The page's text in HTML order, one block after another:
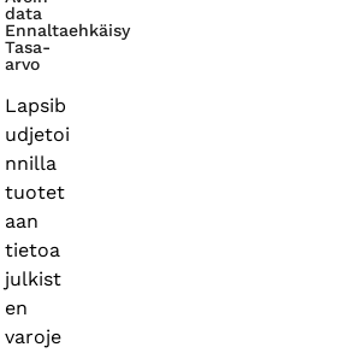
data
Ennaltaehkäisy
Tasa-
arvo
Lapsib
udjetoi
nnilla
tuotet
aan
tietoa
julkist
en
varoje